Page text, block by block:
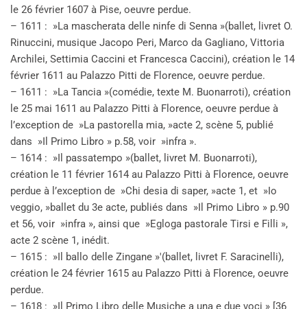
le 26 février 1607 à Pise, oeuvre perdue.
– 1611 : »La mascherata delle ninfe di Senna »(ballet, livret O.
Rinuccini, musique Jacopo Peri, Marco da Gagliano, Vittoria
Archilei, Settimia Caccini et Francesca Caccini), création le 14
février 1611 au Palazzo Pitti de Florence, oeuvre perdue.
– 1611 : »La Tancia »(comédie, texte M. Buonarroti), création
le 25 mai 1611 au Palazzo Pitti à Florence, oeuvre perdue à
l’exception de »La pastorella mia, »acte 2, scène 5, publié
dans »Il Primo Libro » p.58, voir »infra ».
– 1614 : »Il passatempo »(ballet, livret M. Buonarroti),
création le 11 février 1614 au Palazzo Pitti à Florence, oeuvre
perdue à l’exception de »Chi desia di saper, »acte 1, et »Io
veggio, »ballet du 3e acte, publiés dans »Il Primo Libro » p.90
et 56, voir »infra », ainsi que »Egloga pastorale Tirsi e Filli »,
acte 2 scène 1, inédit.
– 1615 : »Il ballo delle Zingane »'(ballet, livret F. Saracinelli),
création le 24 février 1615 au Palazzo Pitti à Florence, oeuvre
perdue.
– 1618 : »Il Primo Libro delle Musiche a una e due voci » [36